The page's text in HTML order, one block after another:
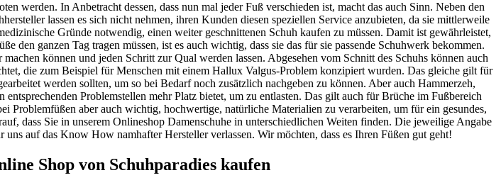
werden. In Anbetracht dessen, dass nun mal jeder Fuß verschieden ist, macht das auch Sinn. Neben den
lassen es sich nicht nehmen, ihren Kunden diesen speziellen Service anzubieten, da sie mittlerweile
Gründe notwendig, einen weiter geschnittenen Schuh kaufen zu müssen. Damit ist gewährleistet,
ganzen Tag tragen müssen, ist es auch wichtig, dass sie das für sie passende Schuhwerk bekommen.
können und jeden Schritt zur Qual werden lassen. Abgesehen vom Schnitt des Schuhs können auch
die zum Beispiel für Menschen mit einem Hallux Valgus-Problem konzipiert wurden. Das gleiche gilt für
werden sollten, um so bei Bedarf noch zusätzlich nachgeben zu können. Aber auch Hammerzeh,
Problemstellen mehr Platz bietet, um zu entlasten. Das gilt auch für Brüche im Fußbereich
Problemfüßen aber auch wichtig, hochwertige, natürliche Materialien zu verarbeiten, um für ein gesundes,
dass Sie in unserem Onlineshop Damenschuhe in unterschiedlichen Weiten finden. Die jeweilige Angabe
auf das Know How namhafter Hersteller verlassen. Wir möchten, dass es Ihren Füßen gut geht!
Shop von Schuhparadies kaufen